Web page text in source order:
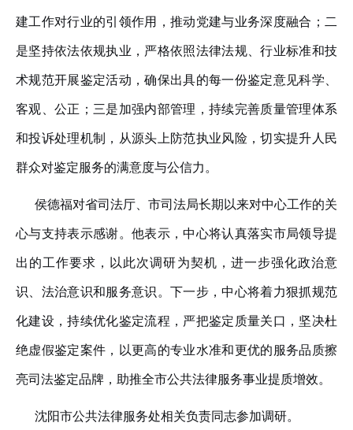
建工作对行业的引领作用，推动党建与业务深度融合；二
是坚持依法依规执业，严格依照法律法规、行业标准和技
术规范开展鉴定活动，确保出具的每一份鉴定意见科学、
客观、公正；三是加强内部管理， 持续完善质量管理体系
和投诉处理机制，从源头上防范执业风险，切实提升 人民
群众对鉴定服务的满意度与公信力 。
侯德福对省司法厅、市司法局长期以来对中心工作的关
心与支持表示感谢。他表示，中心将认真落实市局领导提
出的工作要求，以此次调研为契机，进一步强化政治意
识、法治意识和服务意识。下一步，中心将着力狠抓规范
化建设，持续优化鉴定流程，严把鉴定质量关口，坚决杜
绝虚假鉴定案件，以更高的专业水准和更优的服务品质擦
亮司法鉴定品牌， 助推全市公共法律服务事业提质增效。
沈阳市公共法律服务处相关负责同志参加调研。